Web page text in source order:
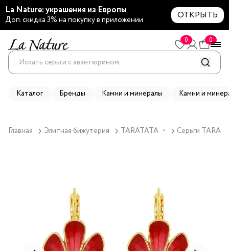
La Nature: украшения из Европы
Доп. скидка 3% на покупку в приложении ОТКРЫТЬ
0 0
Каталог Бренды Камни и минералы Камни и
Главная Элитная бижутерия TARATATA ▼ Серьги